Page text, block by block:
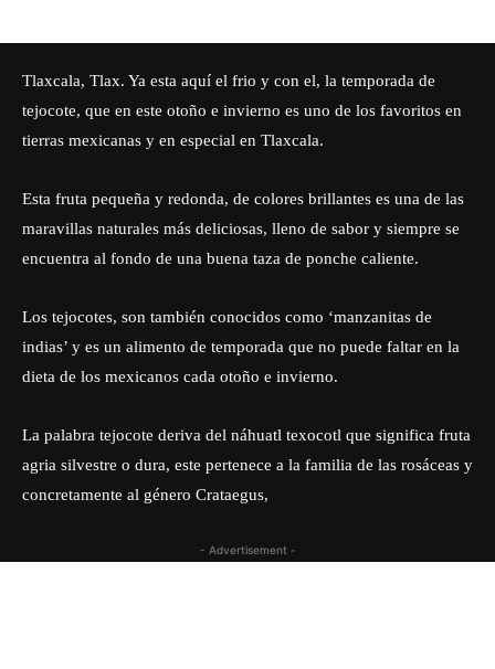
Tlaxcala, Tlax. Ya esta aquí el frio y con el, la temporada de
tejocote, que en este otoño e invierno es uno de los favoritos en
tierras mexicanas y en especial en Tlaxcala.
Esta fruta pequeña y redonda, de colores brillantes es una de las
maravillas naturales más deliciosas, lleno de sabor y siempre se
encuentra al fondo de una buena taza de ponche caliente.
Los tejocotes, son también conocidos como ‘manzanitas de
indias’ y es un alimento de temporada que no puede faltar en la
dieta de los mexicanos cada otoño e invierno.
La palabra tejocote deriva del náhuatl texocotl que significa fruta
agria silvestre o dura, este pertenece a la familia de las rosáceas y
concretamente al género Crataegus,
- Advertisement -